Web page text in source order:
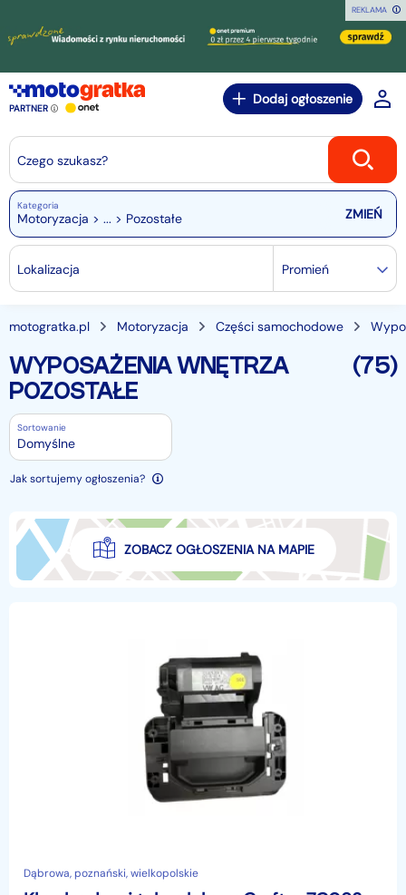
REKLAMA
PARTNER
Dodaj ogłoszenie
Czego szukasz?
Kategoria
Motoryzacja > ... > Pozostałe
Lokalizacja Promień
motogratka.pl Motoryzacja Części samochodowe
WYPOSAŻENIA WNĘTRZA
POZOSTAŁE
(75)
Sortowanie
Domyślne
Jak sortujemy ogłoszenia?
ZOBACZ OGŁOSZENIA NA MAPIE
Dąbrowa, poznański, wielkopolskie